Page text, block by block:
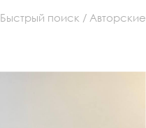
Быстрый поиск